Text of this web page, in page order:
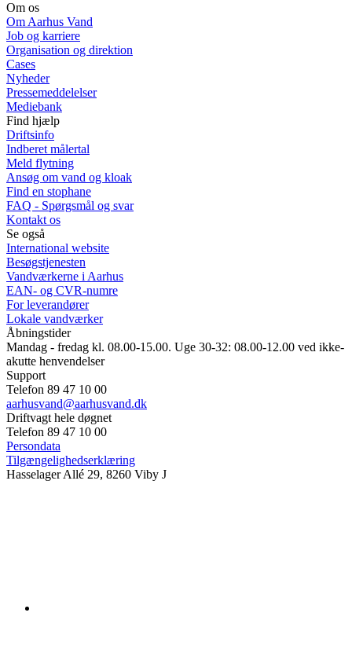
Om os
Om Aarhus Vand
Job og karriere
Organisation og direktion
Cases
Nyheder
Pressemeddelelser
Mediebank
Find hjælp
Driftsinfo
Indberet målertal
Meld flytning
Ansøg om vand og kloak
Find en stophane
FAQ - Spørgsmål og svar
Kontakt os
Se også
International website
Besøgstjenesten
Vandværkerne i Aarhus
EAN- og CVR-numre
For leverandører
Lokale vandværker
Åbningstider
Mandag - fredag kl. 08.00-15.00. Uge 30-32: 08.00-12.00 ved ikke-
akutte henvendelser
Support
Telefon 89 47 10 00
aarhusvand@aarhusvand.dk
Driftvagt hele døgnet
Telefon 89 47 10 00
Persondata
Tilgængelighedserklæring
Hasselager Allé 29, 8260 Viby J